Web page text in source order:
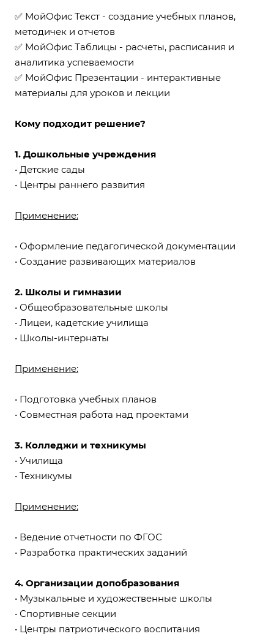
✅ МойОфис Текст - создание учебных планов,
методичек и отчетов
✅ МойОфис Таблицы - расчеты, расписания и
аналитика успеваемости
✅ МойОфис Презентации - интерактивные
материалы для уроков и лекции
Кому подходит решение?
1. Дошкольные учреждения
• Детские сады
• Центры раннего развития
Применение:
• Оформление педагогической документации
• Создание развивающих материалов
2. Школы и гимназии
• Общеобразовательные школы
• Лицеи, кадетские училища
• Школы-интернаты
Применение:
• Подготовка учебных планов
• Совместная работа над проектами
3. Колледжи и техникумы
• Училища
• Техникумы
Применение:
• Ведение отчетности по ФГОС
• Разработка практических заданий
4. Организации допобразования
• Музыкальные и художественные школы
• Спортивные секции
• Центры патриотического воспитания